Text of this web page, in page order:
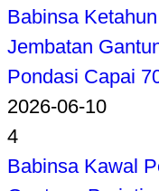
Babinsa
Jembatan
Pondasi Capai
2026-06-10
4
Babinsa Kawal